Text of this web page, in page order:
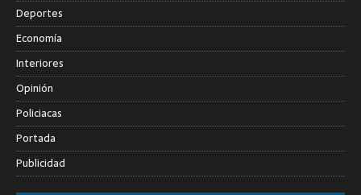
Deportes
Economía
Interiores
Opinión
Policiacas
Portada
Publicidad